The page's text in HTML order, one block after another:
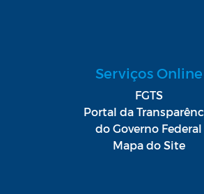
Serviços Online
FGTS
Portal da
do Governo Federal
Mapa do Site